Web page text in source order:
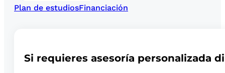
Plan de estudiosFinanciación
Si requieres asesoría personalizada